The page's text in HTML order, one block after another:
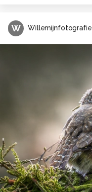
W Willemijnfotografie